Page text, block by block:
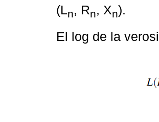
(Ln, Rn, Xn).
El log de la